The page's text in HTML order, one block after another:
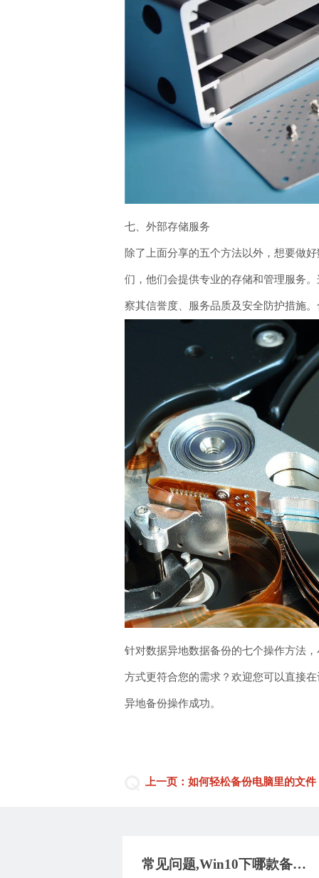
七、外部存储服务
除了上面分享的五个方法以外，想要做
们，他们会提供专业的存储和管理服务
察其信誉度、服务品质及安全防护措施
针对数据异地数据备份的七个操作方法
方式更符合您的需求？欢迎您可以直接
异地备份操作成功。
上一页：如何轻松备份电脑里的文
常见问题,Win10下哪款备份软件好用？9款实用性较高的备份工具，帮您快速备份数据！